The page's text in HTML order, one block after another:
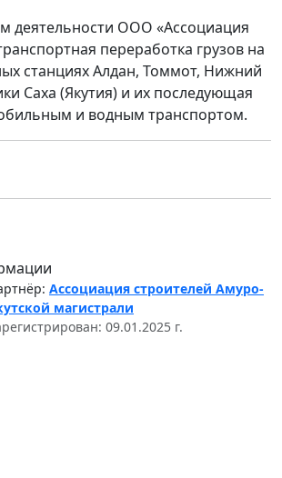
деятельности ООО «Ассоциация
переработка грузов на
станциях Алдан, Томмот, Нижний
Саха (Якутия) и их последующая
и водным транспортом.
Ассоциация строителей Амуро-
магистрали
09.01.2025 г.